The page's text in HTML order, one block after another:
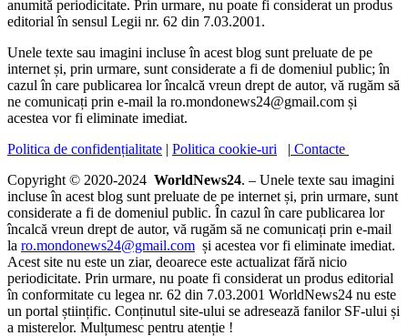
anumită periodicitate. Prin urmare, nu poate fi considerat un produs
editorial în sensul Legii nr. 62 din 7.03.2001.
Unele texte sau imagini incluse în acest blog sunt preluate de pe
internet și, prin urmare, sunt considerate a fi de domeniul public; în
cazul în care publicarea lor încalcă vreun drept de autor, vă rugăm să
ne comunicați prin e-mail la ro.mondonews24@gmail.com și
acestea vor fi eliminate imediat.
Politica de confidențialitate | Politica cookie-uri | Contacte
Copyright © 2020-2024 WorldNews24. – Unele texte sau imagini
incluse în acest blog sunt preluate de pe internet și, prin urmare, sunt
considerate a fi de domeniul public. În cazul în care publicarea lor
încalcă vreun drept de autor, vă rugăm să ne comunicați prin e-mail
la ro.mondonews24@gmail.com și acestea vor fi eliminate imediat.
Acest site nu este un ziar, deoarece este actualizat fără nicio
periodicitate. Prin urmare, nu poate fi considerat un produs editorial
în conformitate cu legea nr. 62 din 7.03.2001 WorldNews24 nu este
un portal științific. Conținutul site-ului se adresează fanilor SF-ului și
a misterelor. Mulțumesc pentru atenție !